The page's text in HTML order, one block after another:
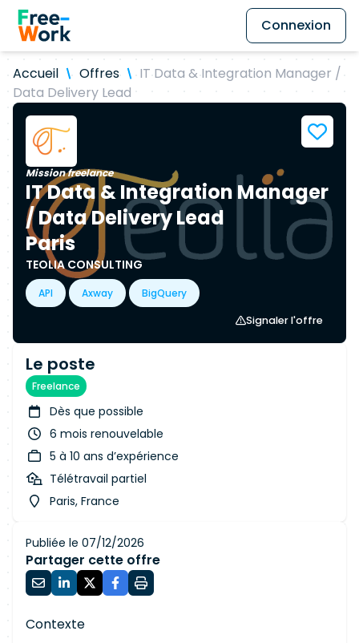
Connexion
Accueil Offres
IT Data & Integration Manager /
Data Delivery Lead
Mission freelance
IT Data & Integration Manager
/ Data Delivery Lead
Paris
TEOLIA CONSULTING
API Axway
BigQuery
Signaler l'offre
Le poste
Freelance
Dès que possible
6 mois renouvelable
5 à 10 ans d’expérience
Télétravail partiel
Paris, France
Publiée le 07/12/2026
Partager cette offre
Contexte